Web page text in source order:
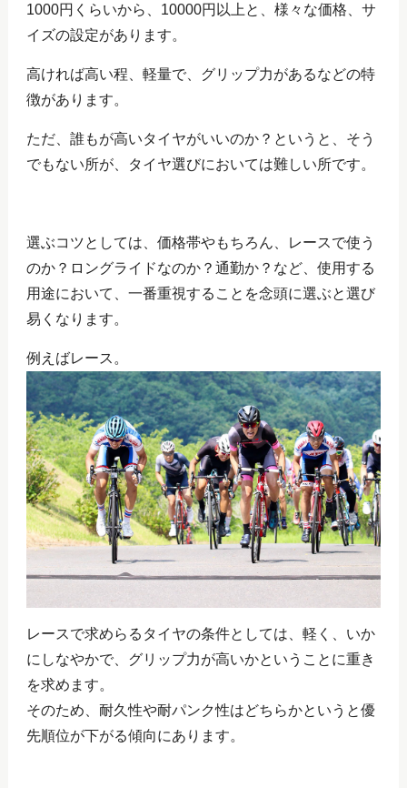
1000円くらいから、10000円以上と、様々な価格、サ
イズの設定があります。
高ければ高い程、軽量で、グリップ力があるなどの特
徴があります。
ただ、誰もが高いタイヤがいいのか？というと、そう
でもない所が、タイヤ選びにおいては難しい所です。
選ぶコツとしては、価格帯やもちろん、レースで使う
のか？ロングライドなのか？通勤か？など、使用する
用途において、一番重視することを念頭に選ぶと選び
易くなります。
例えばレース。
レースで求めらるタイヤの条件としては、軽く、いか
にしなやかで、グリップ力が高いかということに重き
を求めます。
そのため、耐久性や耐パンク性はどちらかというと優
先順位が下がる傾向にあります。